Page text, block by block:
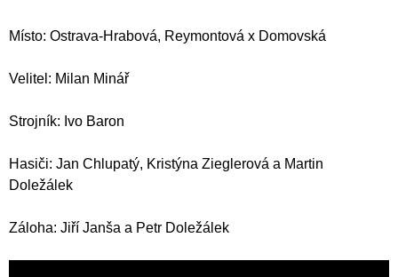
Místo: Ostrava-Hrabová, Reymontová x Domovská
Velitel: Milan Minář
Strojník: Ivo Baron
Hasiči: Jan Chlupatý, Kristýna Zieglerová a Martin
Doležálek
Záloha: Jiří Janša a Petr Doležálek